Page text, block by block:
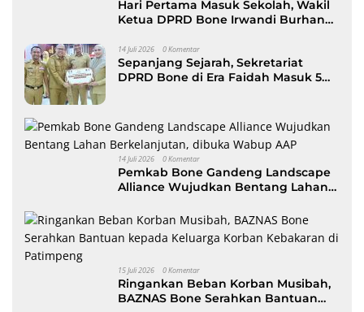
Hari Pertama Masuk Sekolah, Wakil
Ketua DPRD Bone Irwandi Burhan
14 Juli 2026 0 Komentar
Sepanjang Sejarah, Sekretariat
DPRD Bone di Era Faidah Masuk 5
14 Juli 2026 0 Komentar
Pemkab Bone Gandeng Landscape
Alliance Wujudkan Bentang Lahan
15 Juli 2026 0 Komentar
Ringankan Beban Korban Musibah,
BAZNAS Bone Serahkan Bantuan